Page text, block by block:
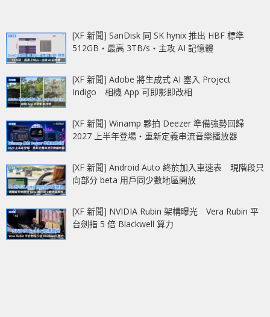
[XF 新聞] SanDisk 同 SK hynix 推出 HBF 標準
512GB‧最高 3TB/s‧主攻 AI 記憶體
[XF 新聞] Adobe 將生成式 AI 塞入 Project
Indigo 相機 App 可即影即改相
[XF 新聞] Winamp 夥拍 Deezer 準備強勢回歸
2027 上半年登場‧重新定義串流音樂播放器
[XF 新聞] Android Auto 終於加入車速表 現階段只
向部分 beta 用戶同少數地區開放
[XF 新聞] NVIDIA Rubin 架構曝光 Vera Rubin 平
台劍指 5 倍 Blackwell 算力